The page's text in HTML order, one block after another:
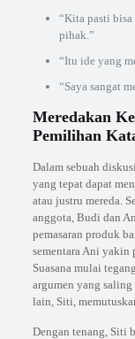
“Kita pasti
pihak.”
“Itu ide yang
“Saya sangat
Meredakan
Pemilihan
Dalam sebuah
yang tepat dapat
atau justru mereda.
anggota, Budi dan
pemasaran produk
sementara Ani yakin
Suasana mulai
argumen yang
lain, Siti,
Dengan tenang, Siti